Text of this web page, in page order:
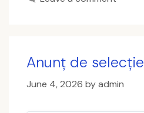
Anunț de selecție
June 4, 2026 byadmin